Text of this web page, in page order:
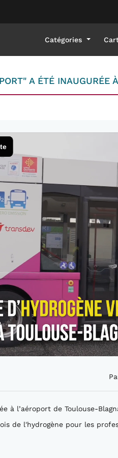
Catégories
A ÉTÉ INAUGURÉE
à l’aéroport de Toulouse-
de l'hydrogène pour les